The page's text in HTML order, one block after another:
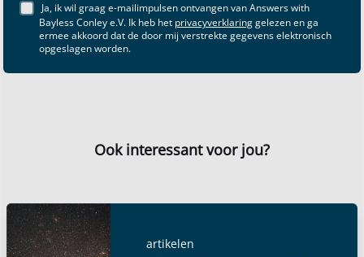
Ja, ik wil graag e-mailimpulsen ontvangen van Answers with
Bayless Conley e.V. Ik heb het privacyverklaringgelezen en ga
ermee akkoord dat de door mij verstrekte gegevens elektronisch
opgeslagen worden.
Ook interessant voor jou?
artikelen